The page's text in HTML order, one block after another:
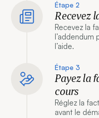
Étape 2
Recevez
Recevez la
l’addendum
l’aide.
Étape 3
Payez la
cours
Réglez la
avant le